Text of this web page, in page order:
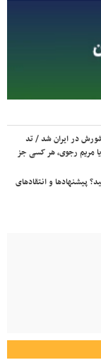
شورش در ایران شد / تد
مریم رجوی، هر کسی جز
پیشنهادها و انتقادهای